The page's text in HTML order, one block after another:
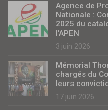
Agence de
Nationale :
2025 du
l’APEN
3 juin 2026
Mémorial
chargés du
leurs
17 juin 2026